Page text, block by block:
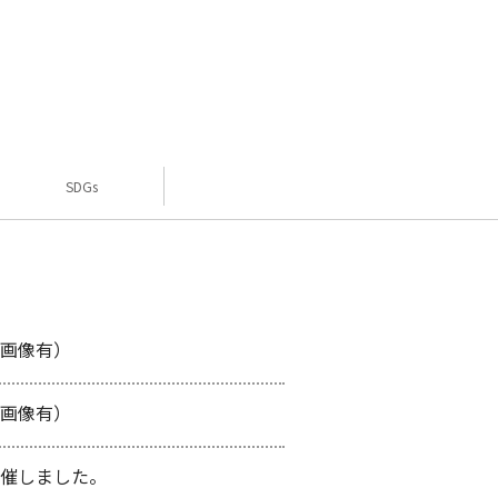
SDGs
像有）
像有）
しました。